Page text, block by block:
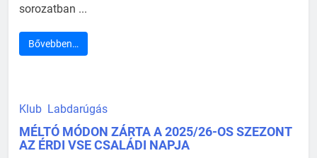
sorozatban ...
Bővebben…
Klub Labdarúgás
MÉLTÓ MÓDON ZÁRTA A 2025/26-OS SZEZONT
AZ ÉRDI VSE CSALÁDI NAPJA